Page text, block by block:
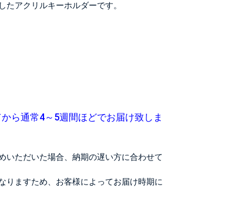
たアクリルキーホルダーです。
ら通常4～5週間ほどでお届け致しま
いただいた場合、納期の遅い方に合わせて
りますため、お客様によってお届け時期に